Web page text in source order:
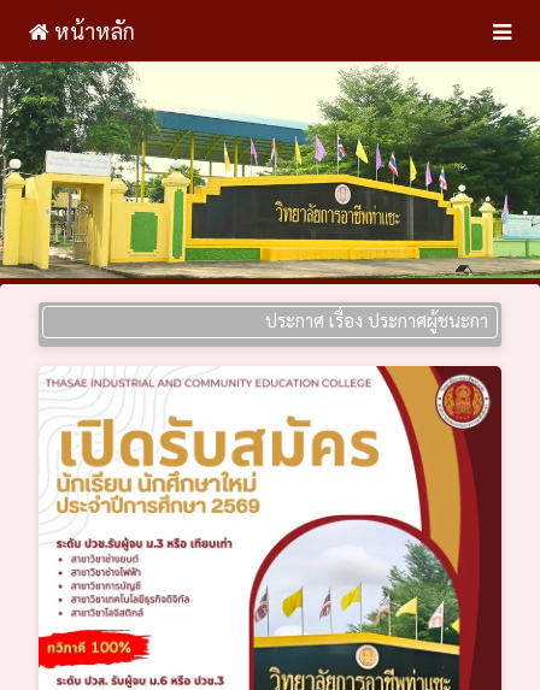
หน้าหลัก
ประกาศ เรื่อง ประกาศผู้ชนะการเสนอรา